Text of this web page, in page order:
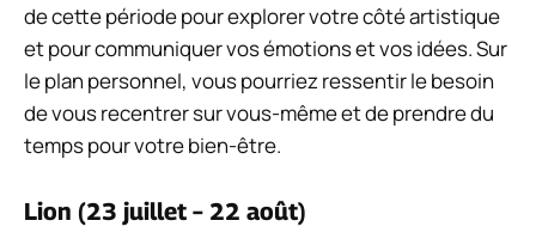
de cette période pour explorer votre côté artistique
et pour communiquer vos émotions et vos idées. Sur
le plan personnel, vous pourriez ressentir le besoin
de vous recentrer sur vous-même et de prendre du
temps pour votre bien-être.
Lion (23 juillet – 22 août)